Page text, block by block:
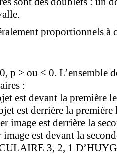
proportionnels à
p > ou < 0. L’ensemble
:
est devant la première
est derrière la première
image est derrière la
est devant la
3, 2, 1